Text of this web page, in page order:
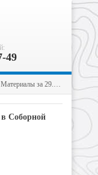
49
за 29.05.2021
Соборной